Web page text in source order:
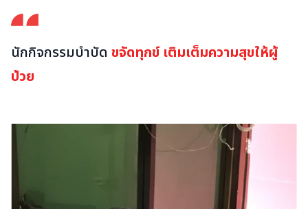
นักกิจกรรมบำบัด ขจัดทุกข์ เติมเต็มความสุขให้ผู้
ป่วย